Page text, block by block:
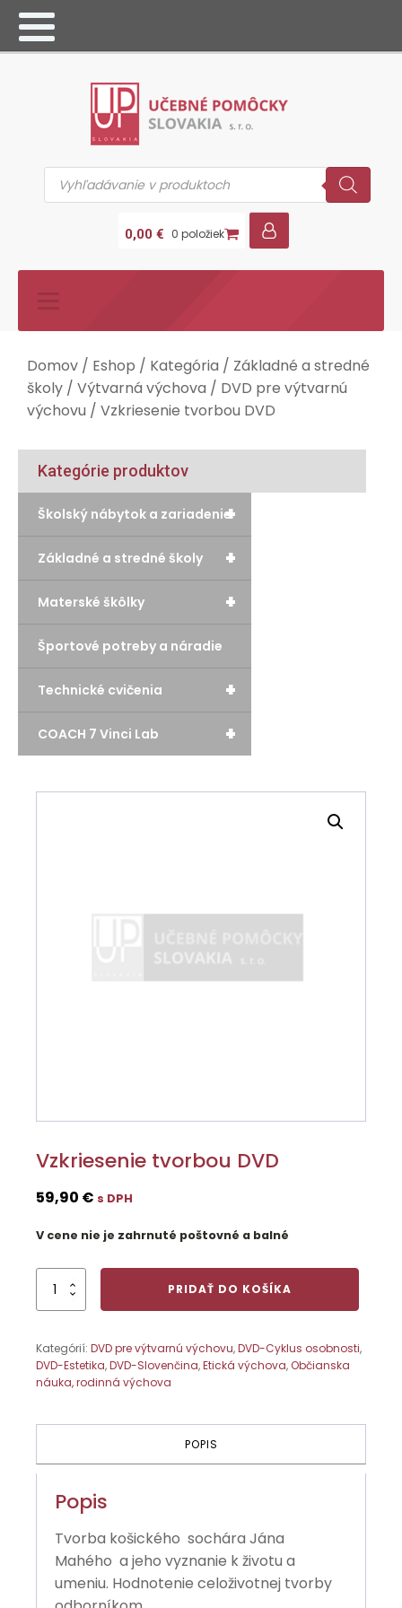
Products
search
0,00 € 0 položiek
Domov / Eshop / Kategória / Základné a stredné
školy / Výtvarná výchova / DVD pre výtvarnú
výchovu / Vzkriesenie tvorbou DVD
Kategórie produktov
+
Školský nábytok a zariadenie
+
Základné a stredné školy
+
Materské škôlky
Športové potreby a náradie
+
Technické cvičenia
+
COACH 7 Vinci Lab
Vzkriesenie tvorbou DVD
59,90 € s DPH
V cene nie je zahrnuté poštovné a balné
množstvo
Vzkriesenie
PRIDAŤ DO KOŠÍKA
Kategórií: DVD pre výtvarnú výchovu,DVD-Cyklus osobnosti,
DVD-Estetika,DVD-Slovenčina,Etická výchova,Občianska
náuka, rodinná výchova
POPIS
Popis
Tvorba košického sochára Jána
Mahého a jeho vyznanie k životu a
umeniu. Hodnotenie celoživotnej tvorby